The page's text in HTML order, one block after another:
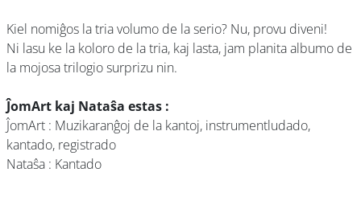
Kiel nomiĝos la tria volumo de la serio? Nu, provu diveni!
Ni lasu ke la koloro de la tria, kaj lasta, jam planita albumo de
la mojosa trilogio surprizu nin.
ĴomArt kaj Nataŝa estas :
ĴomArt : Muzikaranĝoj de la kantoj, instrumentludado,
kantado, registrado
Nataŝa : Kantado